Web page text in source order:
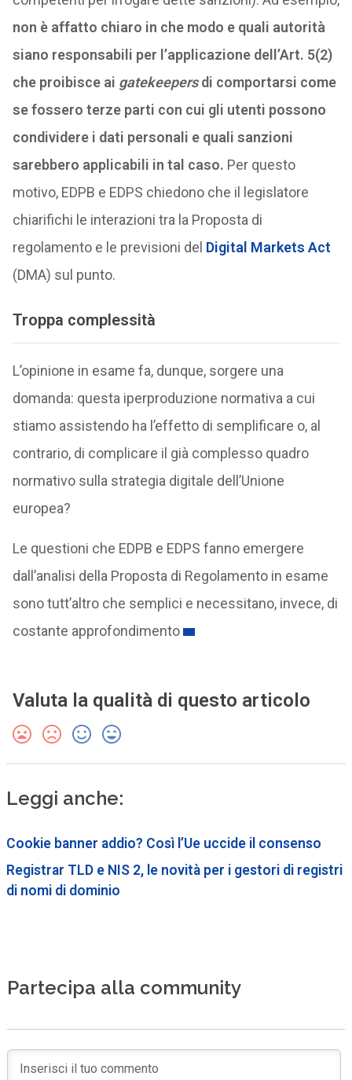
non è affatto chiaro in che modo e quali autorità
siano responsabili per l’applicazione dell’Art. 5(2)
che proibisce ai gatekeepersdi comportarsi come
se fossero terze parti con cui gli utenti possono
condividere i dati personali e quali sanzioni
sarebbero applicabili in tal caso. Per questo
motivo, EDPB e EDPS chiedono che il legislatore
chiarifichi le interazioni tra la Proposta di
regolamento e le previsioni del Digital Markets Act
(DMA) sul punto.
Troppa complessità
L’opinione in esame fa, dunque, sorgere una
domanda: questa iperproduzione normativa a cui
stiamo assistendo ha l’effetto di semplificare o, al
contrario, di complicare il già complesso quadro
normativo sulla strategia digitale dell’Unione
europea?
Le questioni che EDPB e EDPS fanno emergere
dall’analisi della Proposta di Regolamento in esame
sono tutt’altro che semplici e necessitano, invece, di
costante approfondimento
Valuta la qualità di questo articolo
Leggi anche:
Cookie banner addio? Così l’Ue uccide il consenso
Registrar TLD e NIS 2, le novità per i gestori di registri
di nomi di dominio
Partecipa alla community